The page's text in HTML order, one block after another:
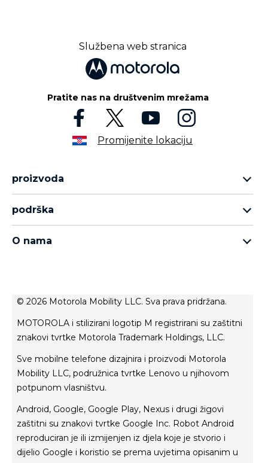
Službena web stranica
Pratite nas na društvenim mrežama
Promijenite lokaciju
proizvoda
asortiman moto g
podrška
O nama
politika privatnosti
uvjeti prodaje
privatnost proizvoda
© 2026 Motorola Mobility LLC. Sva prava pridržana.
MOTOROLA i stilizirani logotip M registrirani su zaštitni
znakovi tvrtke Motorola Trademark Holdings, LLC.
Sve mobilne telefone dizajnira i proizvodi Motorola
Mobility LLC, podružnica tvrtke Lenovo u njihovom
potpunom vlasništvu.
Android, Google, Google Play, Nexus i drugi žigovi
zaštitni su znakovi tvrtke Google Inc. Robot Android
reproduciran je ili izmijenjen iz djela koje je stvorio i
dijelio Google i koristio se prema uvjetima opisanim u